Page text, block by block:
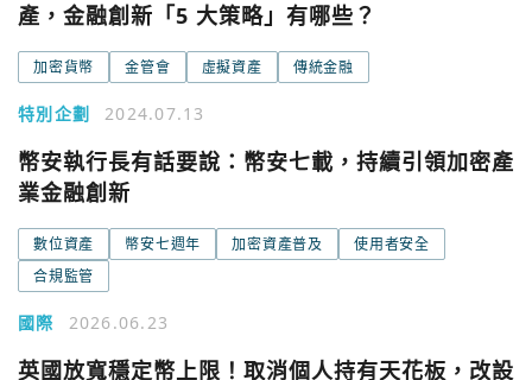
產，金融創新「5 大策略」有哪些？
加密貨幣 金管會 虛擬資產 傳統金融
特別企劃 2024.07.13
幣安執行長有話要說：幣安七載，持續引領加密產
業金融創新
數位資產 幣安七週年 加密資產普及
使用者安全
合規監管
國際 2026.06.23
英國放寬穩定幣上限！取消個人持有天花板，改設